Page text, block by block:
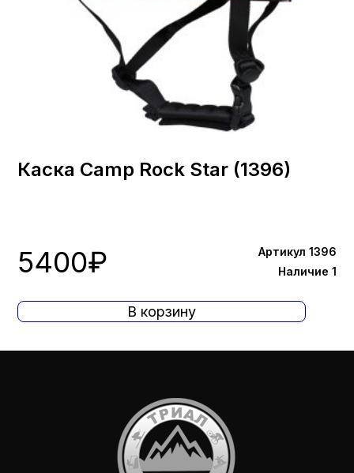
Каска Camp Rock Star (1396)
5400₽
Артикул 1396
Наличие 1
В корзину